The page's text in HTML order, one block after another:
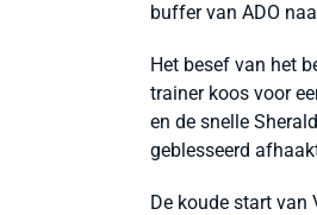
buffer van ADO
Het besef van het
trainer koos voor
en de snelle
geblesseerd
De koude start van